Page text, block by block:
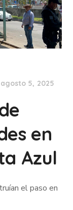
5, 2025
en
Azul
el paso en